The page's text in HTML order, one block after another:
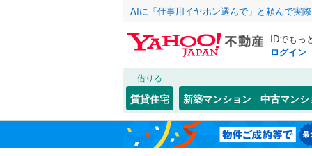
AIに「仕事用イヤホン選んで」と頼んで実
IDでもっ
ログイン
借りる
賃貸住宅 新築マンション 中古マンシ
北海道 北海道
東北 青森
JR 函館本線(
石勝線(0)
根室本線(
(0) (1
こだわり条件 配置、向き
前道6m
平坦地（